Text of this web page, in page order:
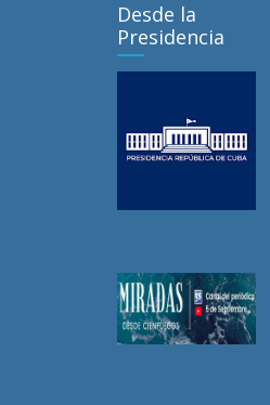
Desde la
Presidencia